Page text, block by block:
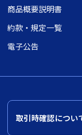
商品概要説明書
約款・規定一覧
電子公告
取引時確認につい